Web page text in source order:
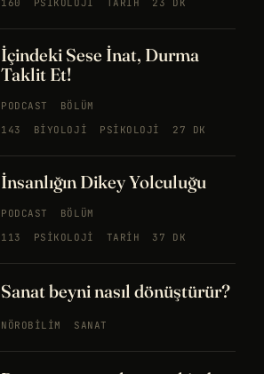
İçindeki Sese İnat, Durma
Taklit Et!
PODCAST
BÖLÜM
143
BIYOLOJI PSIKOLOJI 27 DK
İnsanlığın Dikey Yolculuğu
PODCAST
BÖLÜM
113
PSIKOLOJI TARIH 37 DK
Sanat beyni nasıl dönüştürür?
NÖROBILIM SANAT